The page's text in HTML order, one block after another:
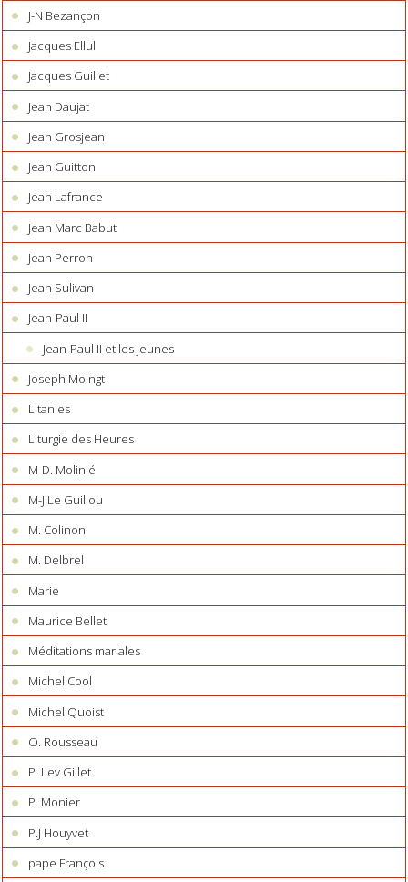
J-N Bezançon
Jacques Ellul
Jacques Guillet
Jean Daujat
Jean Grosjean
Jean Guitton
Jean Lafrance
Jean Marc Babut
Jean Perron
Jean Sulivan
Jean-Paul II
Jean-Paul II et les jeunes
Joseph Moingt
Litanies
Liturgie des Heures
M-D. Molinié
M-J Le Guillou
M. Colinon
M. Delbrel
Marie
Maurice Bellet
Méditations mariales
Michel Cool
Michel Quoist
O. Rousseau
P. Lev Gillet
P. Monier
P.J Houyvet
pape François